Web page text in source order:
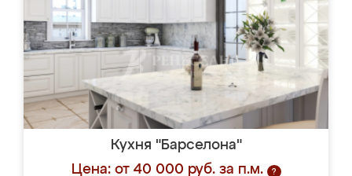
Кухня "Барселона"
Цена: от 40 000 руб. за п.м.
?